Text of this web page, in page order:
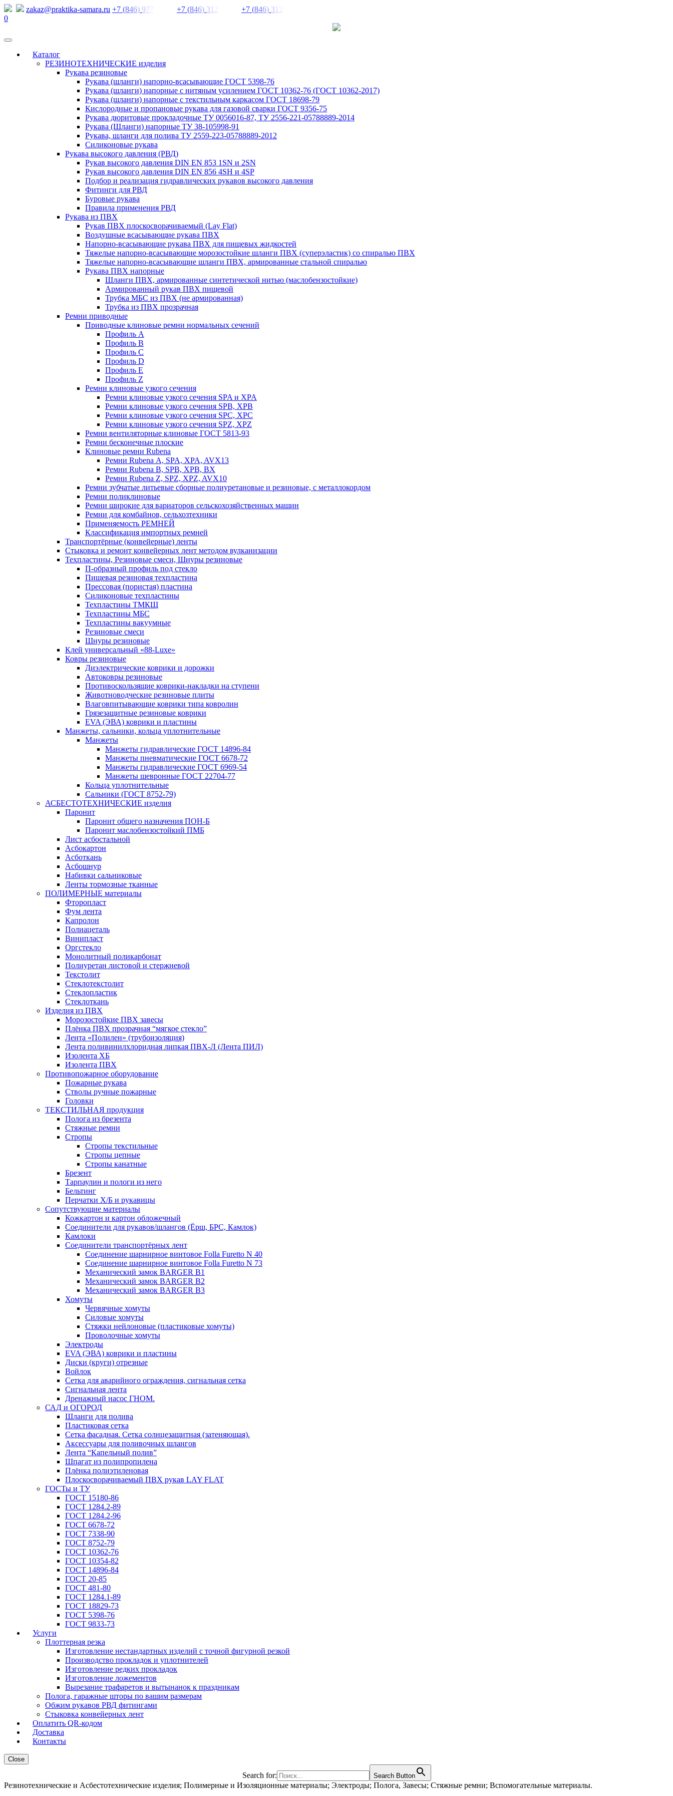
zakaz@praktika-samara.ru +7 (846) 977 +7 (846) 31 +7 (846) 31
0
Каталог
РЕЗИНОТЕХНИЧЕСКИЕ изделия
Рукава резиновые
Рукава (шланги) напорно-всасывающие ГОСТ 5398-76
Рукава (шланги) напорные с нитяным усилением ГОСТ 10362-76 (ГОСТ 10362-2017)
Рукава (шланги) напорные с текстильным каркасом ГОСТ 18698-79
Кислородные и пропановые рукава для газовой сварки ГОСТ 9356-75
Рукава дюритовые прокладочные ТУ 0056016-87, ТУ 2556-221-05788889-2014
Рукава (Шланги) напорные ТУ 38-105998-91
Рукава, шланги для полива ТУ 2559-223-05788889-2012
Силиконовые рукава
Рукава высокого давления (РВД)
Рукав высокого давления DIN EN 853 1SN и 2SN
Рукав высокого давления DIN EN 856 4SH и 4SP
Подбор и реализация гидравлических рукавов высокого давления
Фитинги для РВД
Буровые рукава
Правила применения РВД
Рукава из ПВХ
Рукав ПВХ плоскосворачиваемый (Lay Flat)
Воздушные всасывающие рукава ПВХ
Напорно-всасывающие рукава ПВХ для пищевых жидкостей
Тяжелые напорно-всасывающие морозостойкие шланги ПВХ (суперэластик) со спиралью ПВХ
Тяжелые напорно-всасывающие шланги ПВХ, армированные стальной спиралью
Рукава ПВХ напорные
Шланги ПВХ, армированные синтетической нитью (маслобензостойкие)
Армированный рукав ПВХ пищевой
Трубка МБС из ПВХ (не армированная)
Трубка из ПВХ прозрачная
Ремни приводные
Приводные клиновые ремни нормальных сечений
Профиль A
Профиль B
Профиль C
Профиль D
Профиль E
Профиль Z
Ремни клиновые узкого сечения
Ремни клиновые узкого сечения SPA и XPA
Ремни клиновые узкого сечения SPB, XPB
Ремни клиновые узкого сечения SPC, XPC
Ремни клиновые узкого сечения SPZ, XPZ
Ремни вентиляторные клиновые ГОСТ 5813-93
Ремни бесконечные плоские
Клиновые ремни Rubena
Ремни Rubena А, SPA, XPA, AVX13
Ремни Rubena В, SPВ, ХPВ, ВХ
Ремни Rubena Z, SPZ, XPZ, AVX10
Ремни зубчатые литьевые сборные полиуретановые и резиновые, с металлокордом
Ремни поликлиновые
Ремни широкие для вариаторов сельскохозяйственных машин
Ремни для комбайнов, сельхозтехники
Применяемость РЕМНЕЙ
Классификация импортных ремней
Транспортёрные (конвейерные) ленты
Стыковка и ремонт конвейерных лент методом вулканизации
Техпластины, Резиновые смеси, Шнуры резиновые
П-образный профиль под стекло
Пищевая резиновая техпластина
Прессовая (пористая) пластина
Силиконовые техпластины
Техпластины ТМКЩ
Техпластины МБС
Техпластины вакуумные
Резиновые смеси
Шнуры резиновые
Клей универсальный «88-Luxe»
Ковры резиновые
Диэлектрические коврики и дорожки
Автоковры резиновые
Противоскользящие коврики-накладки на ступени
Животноводческие резиновые плиты
Влаговпитывающие коврики типа ковролин
Грязезащитные резиновые коврики
EVA (ЭВА) коврики и пластины
Манжеты, сальники, кольца уплотнительные
Манжеты
Манжеты гидравлические ГОСТ 14896-84
Манжеты пневматические ГОСТ 6678-72
Манжеты гидравлические ГОСТ 6969-54
Манжеты шевронные ГОСТ 22704-77
Кольца уплотнительные
Сальники (ГОСТ 8752-79)
АСБЕСТОТЕХНИЧЕСКИЕ изделия
Паронит
Паронит общего назначения ПОН-Б
Паронит маслобензостойкий ПМБ
Лист асбостальной
Асбокартон
Асботкань
Асбошнур
Набивки сальниковые
Ленты тормозные тканные
ПОЛИМЕРНЫЕ материалы
Фторопласт
Фум лента
Капролон
Полиацеталь
Винипласт
Оргстекло
Монолитный поликарбонат
Полиуретан листовой и стержневой
Текстолит
Стеклотекстолит
Стеклопластик
Стеклоткань
Изделия из ПВХ
Морозостойкие ПВХ завесы
Плёнка ПВХ прозрачная “мягкое стекло”
Лента «Полилен» (трубоизоляция)
Лента поливинилхлоридная липкая ПВХ-Л (Лента ПИЛ)
Изолента ХБ
Изолента ПВХ
Противопожарное оборудование
Пожарные рукава
Стволы ручные пожарные
Головки
ТЕКСТИЛЬНАЯ продукция
Полога из брезента
Стяжные ремни
Стропы
Стропы текстильные
Стропы цепные
Стропы канатные
Брезент
Тарпаулин и пологи из него
Бельтинг
Перчатки Х/Б и рукавицы
Сопутствующие материалы
Кожкартон и картон обложечный
Соединители для рукавов/шлангов (Ёрш, БРС, Камлок)
Камлоки
Соединители транспортёрных лент
Соединение шарнирное винтовое Folla Furetto N 40
Соединение шарнирное винтовое Folla Furetto N 73
Механический замок BARGER B1
Механический замок BARGER B2
Механический замок BARGER B3
Хомуты
Червячные хомуты
Силовые хомуты
Стяжки нейлоновые (пластиковые хомуты)
Проволочные хомуты
Электроды
EVA (ЭВА) коврики и пластины
Диски (круги) отрезные
Войлок
Сетка для аварийного ограждения, сигнальная сетка
Сигнальная лента
Дренажный насос ГНОМ.
САД и ОГОРОД
Шланги для полива
Пластиковая сетка
Сетка фасадная. Сетка солнцезащитная (затеняющая).
Аксессуары для поливочных шлангов
Лента “Капельный полив”
Шпагат из полипропилена
Плёнка полиэтиленовая
Плоскосворачиваемый ПВХ рукав LAY FLAT
ГОСТы и ТУ
ГОСТ 15180-86
ГОСТ 1284.2-89
ГОСТ 1284.2-96
ГОСТ 6678-72
ГОСТ 7338-90
ГОСТ 8752-79
ГОСТ 10362-76
ГОСТ 10354-82
ГОСТ 14896-84
ГОСТ 20-85
ГОСТ 481-80
ГОСТ 1284.1-89
ГОСТ 18829-73
ГОСТ 5398-76
ГОСТ 9833-73
Услуги
Плоттерная резка
Изготовление нестандартных изделий с точной фигурной резкой
Производство прокладок и уплотнителей
Изготовление редких прокладок
Изготовление ложементов
Вырезание трафаретов и вытынанок к праздникам
Полога, гаражные шторы по вашим размерам
Обжим рукавов РВД фитингами
Стыковка конвейерных лент
Оплатить QR-кодом
Доставка
Контакты
Close
Search for: Search Button
Резинотехнические и Асбестотехнические изделия; Полимерные и Изоляционные материалы; Электроды; Полога, Завесы; Стяжные ремни; Вспомогательные материалы.